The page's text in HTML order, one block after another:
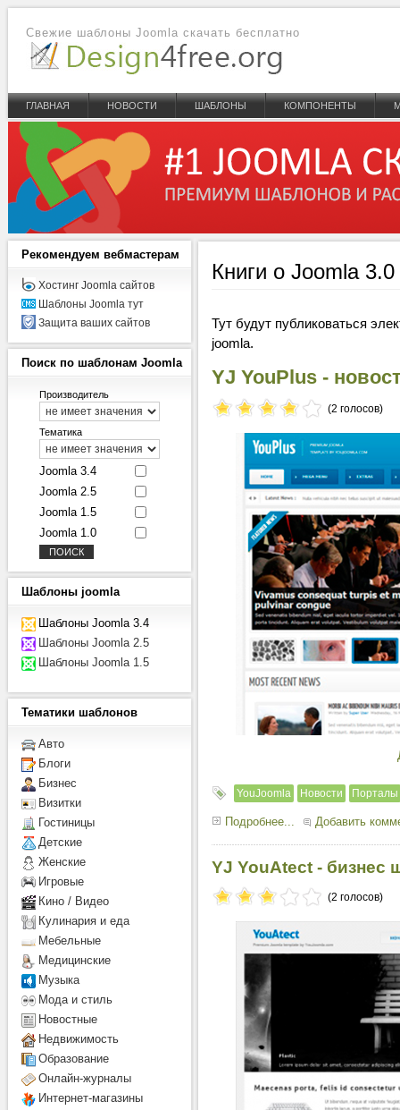
Свежие шаблоны Joomla скачать бесплатно
ГЛАВНАЯ НОВОСТИ ШАБЛОНЫ КОМПОНЕНТЫ
Книги о Joomla
Тут будут публиковаться
joomla.
YJ YouPlus -
(2 голосов)
YouJoomla Новости Порталы
Подробнее... Добавить
YJ YouAtect - бизнес
(2 голосов)
Рекомендуем вебмастерам
Хостинг Joomla сайтов
Шаблоны Joomla тут
Защита ваших сайтов
Поиск по шаблонам Joomla
Производитель
Тематика
Joomla 3.4
Joomla 2.5
Joomla 1.5
Joomla 1.0
Шаблоны joomla
Шаблоны Joomla 3.4
Шаблоны Joomla 2.5
Шаблоны Joomla 1.5
Тематики шаблонов
Авто
Блоги
Бизнес
Визитки
Гостиницы
Детcкие
Женские
Игровые
Кино / Видео
Кулинария и еда
Мебельные
Медицинские
Музыка
Мода и стиль
Новостные
Недвижимость
Образование
Онлайн-журналы
Интернет-магазины